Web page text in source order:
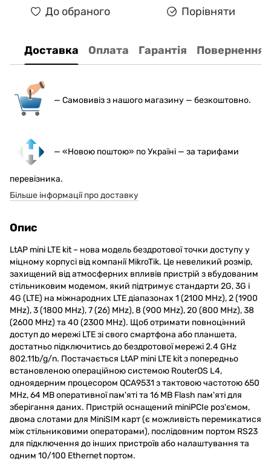
До обраного Порівняти
Доставка Оплата Гарантія Повернення
— Самовивіз з нашого магазину — безкоштовно.
— «Новою поштою» по Україні — за тарифами
перевізника.
Більше інформації про доставку
Опис
LtAP mini LTE kit – нова модель бездротової точки доступу у
міцному корпусі від компанії MikroTik. Це невеликий розмір,
захищений від атмосферних впливів пристрій з вбудованим
стільниковим модемом, який підтримує стандарти 2G, 3G і
4G (LTE) на міжнародних LTE діапазонах 1 (2100 MHz), 2 (1900
MHz), 3 (1800 MHz), 7 (26) MHz), 8 (900 MHz), 20 (800 MHz), 38
(2600 MHz) та 40 (2300 MHz). Щоб отримати повноцінний
доступ до мережі LTE зі свого смартфона або планшета,
достатньо підключитись до бездротової мережі 2.4 GHz
802.11b/g/n. Постачається LtAP mini LTE kit з попередньо
встановленою операційною системою RouterOS L4,
одноядерним процесором QCA9531 з тактовою частотою 650
MHz, 64 МВ оперативної пам'яті та 16 МВ Flash пам'яті для
зберігання даних. Пристрій оснащений miniPCIe роз'ємом,
двома слотами для MiniSIM карт (є можливість перемикатися
між стільниковими операторами), послідовним портом RS23
для підключення до інших пристроїв або налаштування та
одним 10/100 Ethernet портом.